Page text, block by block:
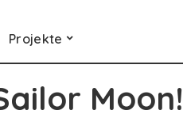
Projekte
Moon!